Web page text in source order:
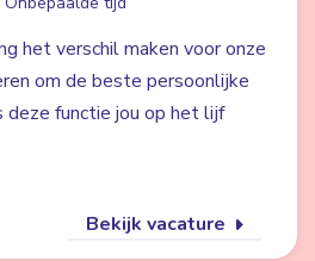
het verschil maken voor onze
om de beste persoonlijke
deze functie jou op het lijf
Bekijk vacature